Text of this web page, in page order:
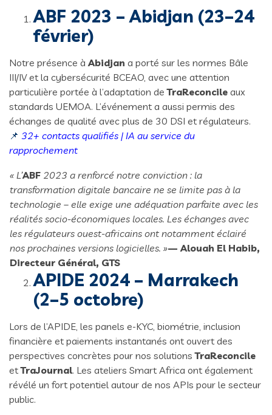
ABF 2023 – Abidjan (23–24
février)
Notre présence àAbidjan a porté sur les normes Bâle
III/IV et la cybersécurité BCEAO, avec une attention
particulière portée à l’adaptation deTraReconcile aux
standards UEMOA. L’événement a aussi permis des
échanges de qualité avec plus de 30 DSI et régulateurs.
📌 32+ contacts qualifiés | IA au service du
rapprochement
« L’ABF 2023 a renforcé notre conviction : la
transformation digitale bancaire ne se limite pas à la
technologie – elle exige une adéquation parfaite avec les
réalités socio-économiques locales. Les échanges avec
les régulateurs ouest-africains ont notamment éclairé
nos prochaines versions logicielles. »— Alouah El Habib,
Directeur Général, GTS
APIDE 2024 – Marrakech
(2–5 octobre)
Lors de l’APIDE, les panels e-KYC, biométrie, inclusion
financière et paiements instantanés ont ouvert des
perspectives concrètes pour nos solutionsTraReconcile
etTraJournal. Les ateliers Smart Africa ont également
révélé un fort potentiel autour de nos APIs pour le secteur
public.